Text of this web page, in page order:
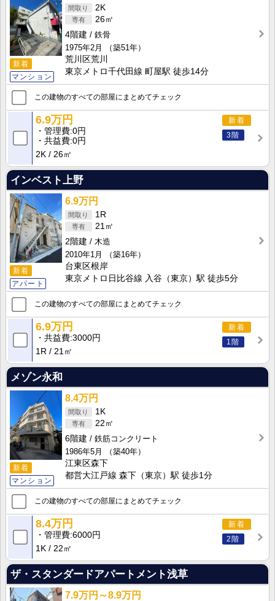
新着
マンション
2K
26㎡
4階建
鉄骨
1975年2月
（築51年）
荒川区荒川
東京メトロ千代田線 町屋駅 徒歩14分
この建物のすべての部屋にまとめてチェック
新着
3階
6.9万円
管理費 0円
共益費 0円
2K
26㎡
インベスト上野
新着
アパート
6.9万円
1R
21㎡
2階建
木造
2010年1月
（築16年）
台東区根岸
東京メトロ日比谷線 入谷（東京）駅 徒歩5分
この建物のすべての部屋にまとめてチェック
新着
1階
6.9万円
共益費 3000円
1R
21㎡
メゾン永和
新着
マンション
8.4万円
1K
22㎡
6階建
鉄筋コンクリート
1986年5月
（築40年）
江東区森下
都営大江戸線 森下（東京）駅 徒歩1分
この建物のすべての部屋にまとめてチェック
新着
2階
8.4万円
管理費 6000円
1K
22㎡
ザ・スタンダードアパートメント浅草
7.9万円～8.9万円